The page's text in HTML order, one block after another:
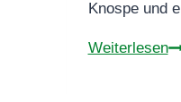
Knospe und
Weiterlesen